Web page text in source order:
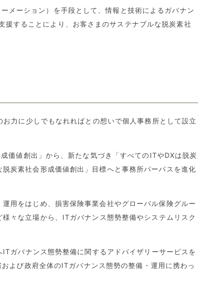
メーション）を手段として、情報と技術によるガバナン
することにより、お客さまのサステナブルな脱炭素社
力に少しでもなれればとの想いで個人事務所として設立
価値創出」から、新たな気づき「すべてのITやDXは脱炭
炭素社会形成価値創出」目標へと事務所パーパスを進化
用をはじめ、損害保険事業会社やグローバル保険グルー
々な立場から、ITガバナンス態勢整備やシステムリスク
ガバナンス態勢整備に関するアドバイザリーサービスを
よび政府全体のITガバナンス態勢の整備・運用に携わっ